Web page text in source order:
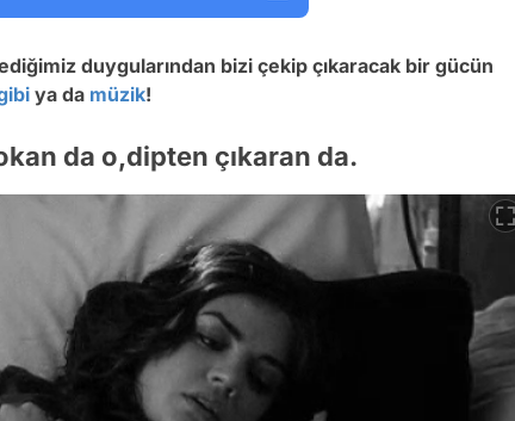
duygularından bizi çekip çıkaracak bir gücün
ya da müzik!
da o,dipten çıkaran da.